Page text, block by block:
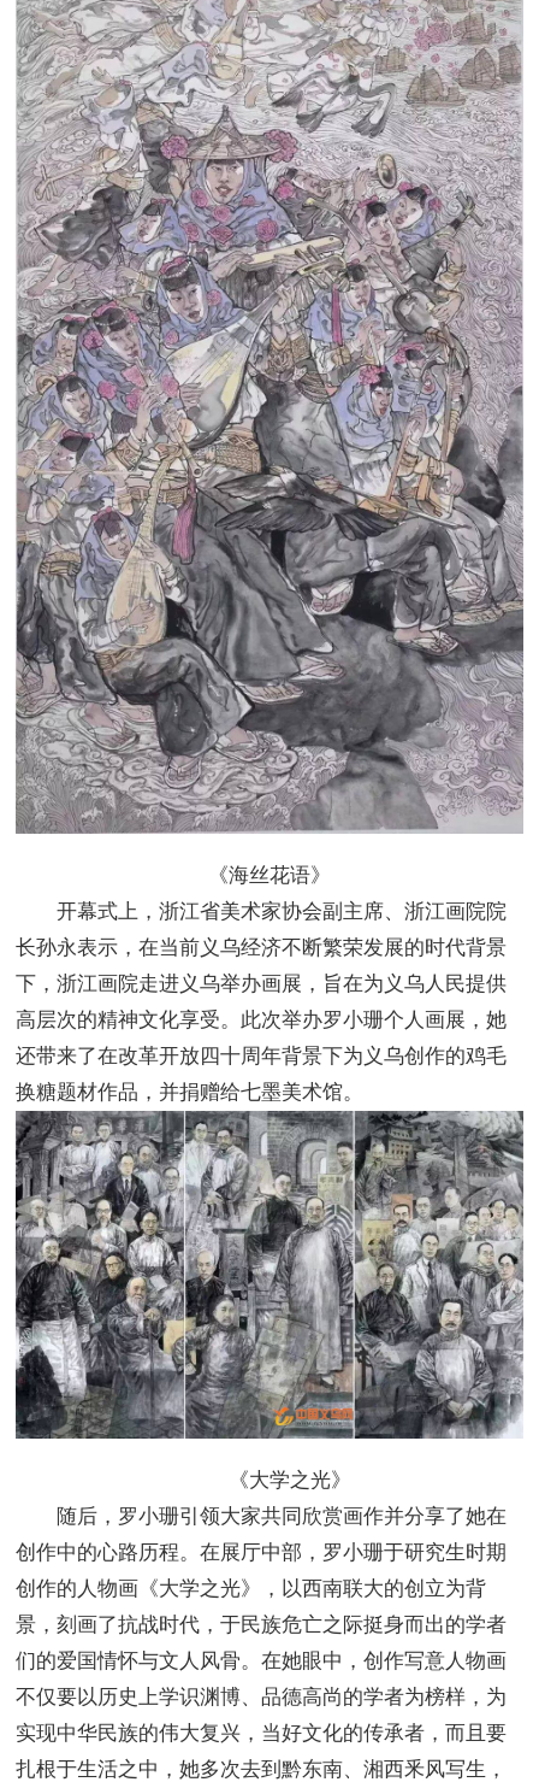
《海丝花语》
开幕式上，浙江省美术家协会副主席、浙江画院院
长孙永表示，在当前义乌经济不断繁荣发展的时代背景
下，浙江画院走进义乌举办画展，旨在为义乌人民提供
高层次的精神文化享受。此次举办罗小珊个人画展，她
还带来了在改革开放四十周年背景下为义乌创作的鸡毛
换糖题材作品，并捐赠给七墨美术馆。
《大学之光》
随后，罗小珊引领大家共同欣赏画作并分享了她在
创作中的心路历程。在展厅中部，罗小珊于研究生时期
创作的人物画《大学之光》，以西南联大的创立为背
景，刻画了抗战时代，于民族危亡之际挺身而出的学者
们的爱国情怀与文人风骨。在她眼中，创作写意人物画
不仅要以历史上学识渊博、品德高尚的学者为榜样，为
实现中华民族的伟大复兴，当好文化的传承者，而且要
扎根于生活之中，她多次去到黔东南、湘西釆风写生，